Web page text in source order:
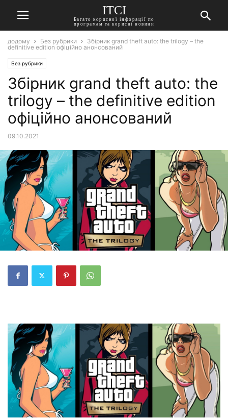
ITCI
Багато корисної інфорації по
програмам та корисні новини
додому Без рубрики
Збірник grand theft auto: the trilogy – the
definitive edition офіційно анонсований
Без рубрики
Збірник grand theft auto: the
trilogy – the definitive edition
офіційно анонсований
09.10.2021